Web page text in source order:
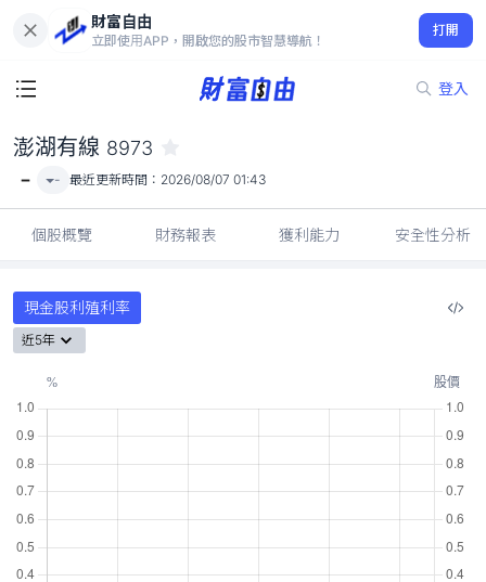
財富自由
立即使用APP，開啟您的股市智慧導航！
打開
登入
-
澎湖有線 8973
- - 最近更新時間： 2026/08/07 01:43
個股概覽 財務報表 獲利能力 安全性分析
現金股利殖利率
近5年